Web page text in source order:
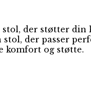
der støtter
der passer
komfort og støtte.